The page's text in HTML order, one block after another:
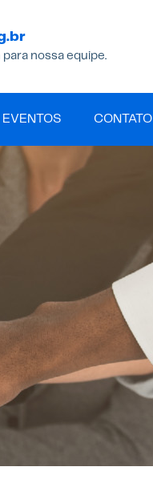
nossa equipe.
EVENTOS CONTATO